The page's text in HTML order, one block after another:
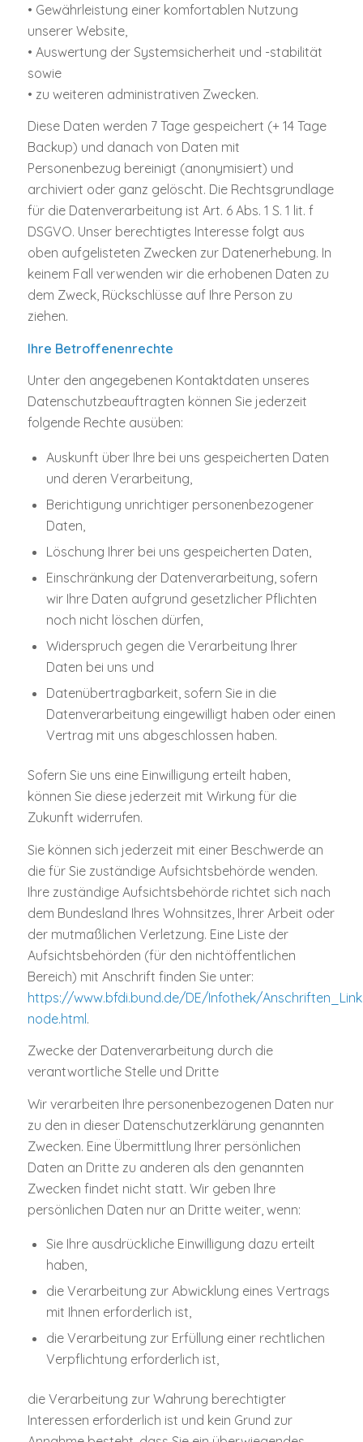
• Gewährleistung einer komfortablen Nutzung
unserer Website,
• Auswertung der Systemsicherheit und -stabilität
sowie
• zu weiteren administrativen Zwecken.
Diese Daten werden 7 Tage gespeichert (+ 14 Tage
Backup) und danach von Daten mit
Personenbezug bereinigt (anonymisiert) und
archiviert oder ganz gelöscht. Die Rechtsgrundlage
für die Datenverarbeitung ist Art. 6 Abs. 1 S. 1 lit. f
DSGVO. Unser berechtigtes Interesse folgt aus
oben aufgelisteten Zwecken zur Datenerhebung. In
keinem Fall verwenden wir die erhobenen Daten zu
dem Zweck, Rückschlüsse auf Ihre Person zu
ziehen.
Ihre Betroffenenrechte
Unter den angegebenen Kontaktdaten unseres
Datenschutzbeauftragten können Sie jederzeit
folgende Rechte ausüben:
Auskunft über Ihre bei uns gespeicherten Daten
und deren Verarbeitung,
Berichtigung unrichtiger personenbezogener
Daten,
Löschung Ihrer bei uns gespeicherten Daten,
Einschränkung der Datenverarbeitung, sofern
wir Ihre Daten aufgrund gesetzlicher Pflichten
noch nicht löschen dürfen,
Widerspruch gegen die Verarbeitung Ihrer
Daten bei uns und
Datenübertragbarkeit, sofern Sie in die
Datenverarbeitung eingewilligt haben oder einen
Vertrag mit uns abgeschlossen haben.
Sofern Sie uns eine Einwilligung erteilt haben,
können Sie diese jederzeit mit Wirkung für die
Zukunft widerrufen.
Sie können sich jederzeit mit einer Beschwerde an
die für Sie zuständige Aufsichtsbehörde wenden.
Ihre zuständige Aufsichtsbehörde richtet sich nach
dem Bundesland Ihres Wohnsitzes, Ihrer Arbeit oder
der mutmaßlichen Verletzung. Eine Liste der
Aufsichtsbehörden (für den nichtöffentlichen
Bereich) mit Anschrift finden Sie unter:
https://www.bfdi.bund.de/DE/Infothek/
node.html.
Zwecke der Datenverarbeitung durch die
verantwortliche Stelle und Dritte
Wir verarbeiten Ihre personenbezogenen Daten nur
zu den in dieser Datenschutzerklärung genannten
Zwecken. Eine Übermittlung Ihrer persönlichen
Daten an Dritte zu anderen als den genannten
Zwecken findet nicht statt. Wir geben Ihre
persönlichen Daten nur an Dritte weiter, wenn:
Sie Ihre ausdrückliche Einwilligung dazu erteilt
haben,
die Verarbeitung zur Abwicklung eines Vertrags
mit Ihnen erforderlich ist,
die Verarbeitung zur Erfüllung einer rechtlichen
Verpflichtung erforderlich ist,
die Verarbeitung zur Wahrung berechtigter
Interessen erforderlich ist und kein Grund zur